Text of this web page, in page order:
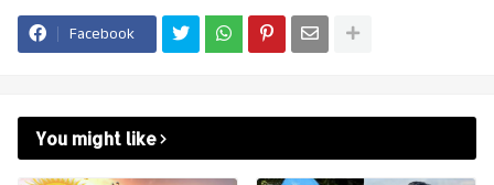
Facebook
You might like